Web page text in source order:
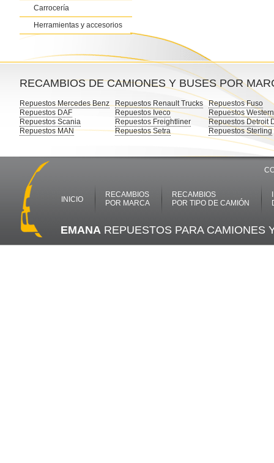
Carrocería
Herramientas y accesorios
RECAMBIOS DE CAMIONES Y BUSES POR
Repuestos Mercedes Benz
Repuestos DAF
Repuestos Scania
Repuestos MAN
Repuestos Renault Trucks
Repuestos Iveco
Repuestos Freightliner
Repuestos Setra
Repuestos Fuso
Repuestos
Repuestos Detroit
Repuestos Sterling
INICIO
RECAMBIOS
POR MARCA
RECAMBIOS
POR TIPO DE CAMIÓN
EMANA REPUESTOS PARA CAMIONES